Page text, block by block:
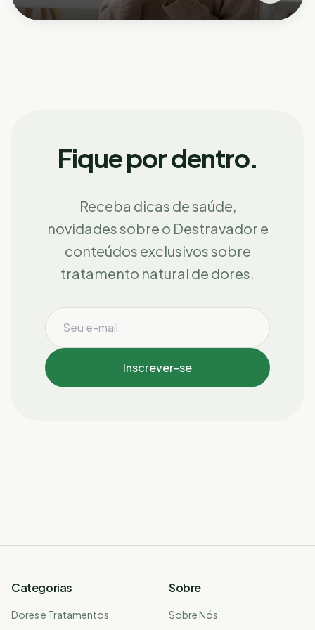
Fique por dentro.
Receba dicas de saúde,
novidades sobre o Destravador e
conteúdos exclusivos sobre
tratamento natural de dores.
Inscrever-se
Categorias
Dores e Tratamentos
Sobre
Sobre Nós